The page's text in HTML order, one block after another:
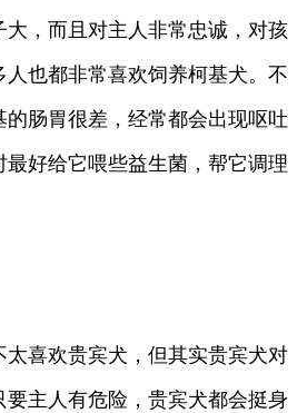
，而且对主人非常忠诚，对孩
也都非常喜欢饲养柯基犬。不
肠胃很差，经常都会出现呕吐
好给它喂些益生菌，帮它调理
喜欢贵宾犬，但其实贵宾犬对
主人有危险，贵宾犬都会挺身